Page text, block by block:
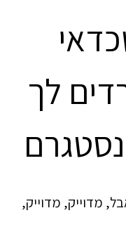
לך
מדוייק, מדוייק,